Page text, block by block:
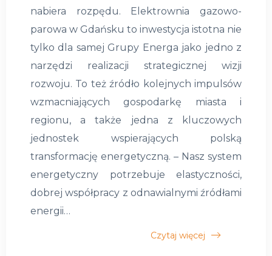
nabiera rozpędu. Elektrownia gazowo-
parowa w Gdańsku to inwestycja istotna nie
tylko dla samej Grupy Energa jako jedno z
narzędzi realizacji strategicznej wizji
rozwoju. To też źródło kolejnych impulsów
wzmacniających gospodarkę miasta i
regionu, a także jedna z kluczowych
jednostek wspierających polską
transformację energetyczną. – Nasz system
energetyczny potrzebuje elastyczności,
dobrej współpracy z odnawialnymi źródłami
energii…
Czytaj więcej